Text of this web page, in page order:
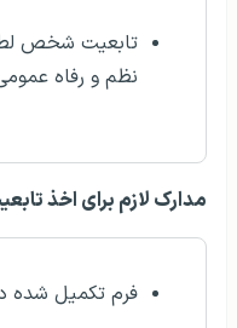
تابعیت شخص
نظم و رفاه
مدارک لازم برای اخذ
فرم تکمیل شده